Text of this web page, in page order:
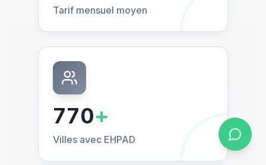
Tarif mensuel moyen
770+
Villes avec EHPAD